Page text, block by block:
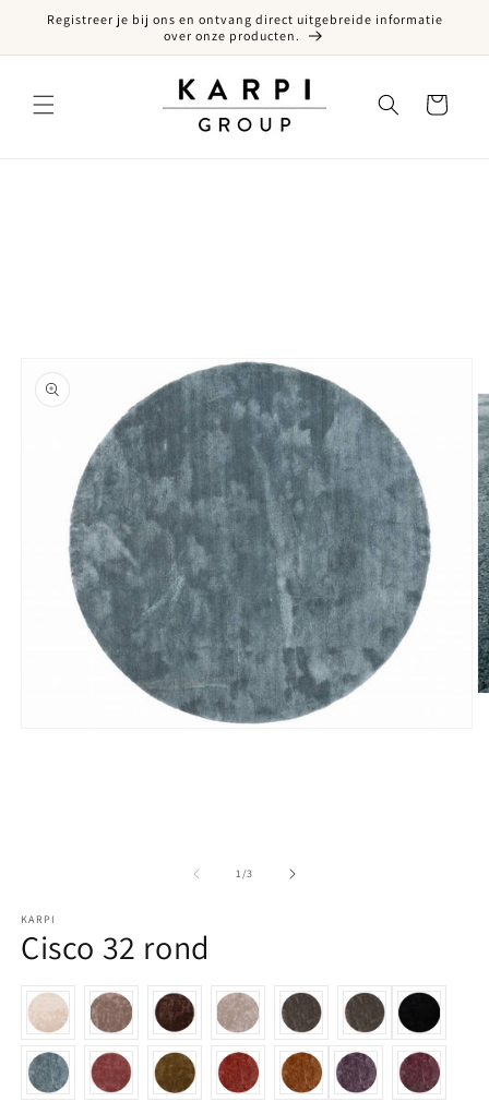
naar de content
Registreer je bij ons en ontvang direct uitgebreide informatie
over onze producten.
Winkelwagen
1/van
3
KARPI
Cisco 32 rond